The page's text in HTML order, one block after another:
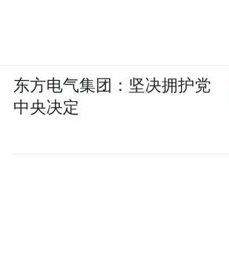
东方电气集团：坚决拥护党
中央决定